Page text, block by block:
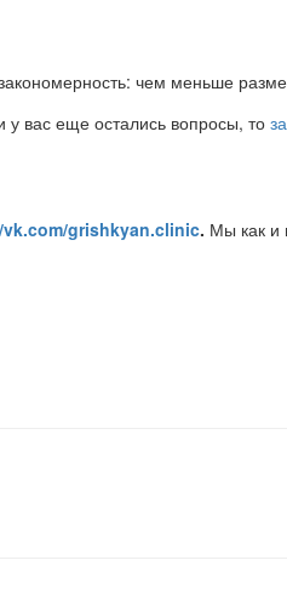
чем меньше
у вас еще остались вопросы, то
grishkyan.clinic. Мы как и